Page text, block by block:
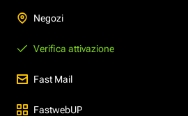
Negozi
Verifica attivazione
Fast Mail
FastwebUP